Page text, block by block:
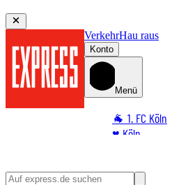
VerkehrHau raus
Konto
Menü
🐐 1. FC Köln
♥️ Köln
🏆 Sport
Bombe im